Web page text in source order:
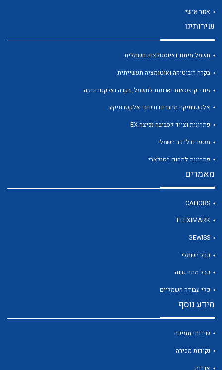
לכל מוצרי היצרן
אזור אישי
שירותינו
חשמל מיתוג ואינסטלציה חשמלית
בקרה רובוטיקה ואוטומציה תעשייתית
זיווד קופסאות וארונות לחשמל, בקרה ואלקטרוניקה
אלקטרוניקה מחברים ורכיבי אלקטרוניקה
פתרונות וציוד לסביבה נפיצה EX
מטענים לרכב חשמלי
פתרונות לתחום הסולארי
מאמרים
CAHORS
FLEXIMARK
GEWISS
כבל חשמלי
כבל מתח גבוה
כלי עבודה חשמליים
מידע נוסף
שירותי תמיכה
נקודות מכירה
אודות